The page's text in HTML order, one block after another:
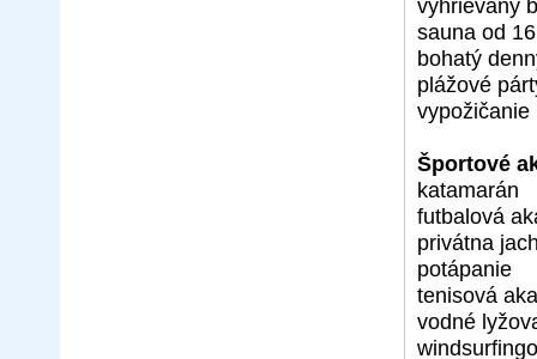
vyhrievaný
sauna od
bohatý
plážové
vypožičanie
Športové
katamarán
futbalová
privátna
potápanie
tenisová
vodné